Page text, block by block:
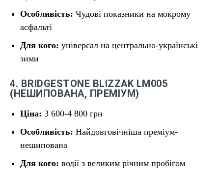
Особливість: Чудові показники на мокрому
асфальті
Для кого: універсал на центрально-українські
зими
4. BRIDGESTONE BLIZZAK LM005
(НЕШИПОВАНА, ПРЕМІУМ)
Ціна: 3 600-4 800 грн
Особливість: Найдовговічніша преміум-
нешипована
Для кого: водії з великим річним пробігом